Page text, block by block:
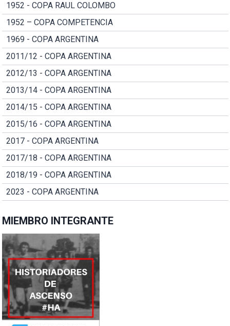
1952 - COPA RAUL COLOMBO
1952 – COPA COMPETENCIA
1969 - COPA ARGENTINA
2011/12 - COPA ARGENTINA
2012/13 - COPA ARGENTINA
2013/14 - COPA ARGENTINA
2014/15 - COPA ARGENTINA
2015/16 - COPA ARGENTINA
2017 - COPA ARGENTINA
2017/18 - COPA ARGENTINA
2018/19 - COPA ARGENTINA
2023 - COPA ARGENTINA
MIEMBRO INTEGRANTE